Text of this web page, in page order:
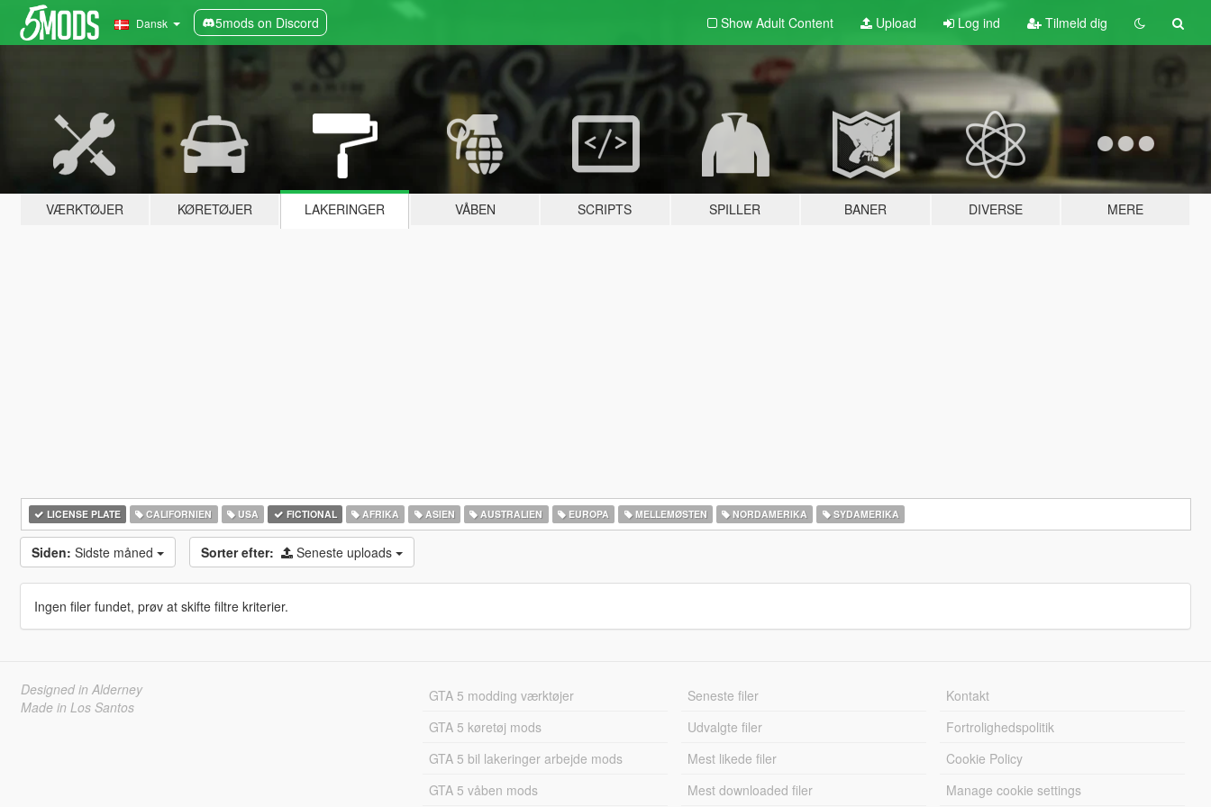
Dansk 5mods on Discord Show Adult Content Upload Log ind Tilmeld dig
VÆRKTØJER KØRETØJER LAKERINGER VÅBEN SCRIPTS SPILLER BANER DIVERSE MERE
LICENSE PLATE CALIFORNIEN USA FICTIONAL AFRIKA ASIEN AUSTRALIEN EUROPA MELLEMØSTEN NORDAMERIKA SYDAMERIKA
Siden: Sidste måned Sorter efter: Seneste uploads
Ingen filer fundet, prøv at skifte filtre kriterier.
Designed in Alderney
Made in Los Santos
GTA 5 modding værktøjer
GTA 5 køretøj mods
GTA 5 bil lakeringer arbejde mods
GTA 5 våben mods
Seneste filer
Udvalgte filer
Mest likede filer
Mest downloaded filer
Kontakt
Fortrolighedspolitik
Cookie Policy
Manage cookie settings